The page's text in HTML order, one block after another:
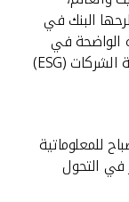
البنك في
الواضحة في
تطبيق الممارسات البيئية والاجتماعية وحوكمة الشركات (ESG)
للمعلوماتية
في التحول